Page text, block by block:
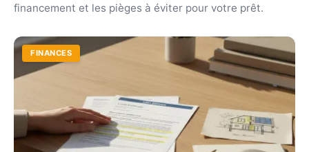
financement et les pièges à éviter pour votre prêt.
FINANCES